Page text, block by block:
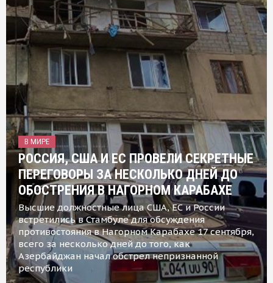
В МИРЕ
РОССИЯ, США И ЕС ПРОВЕЛИ СЕКРЕТНЫЕ
ПЕРЕГОВОРЫ ЗА НЕСКОЛЬКО ДНЕЙ ДО
ОБОСТРЕНИЯ В НАГОРНОМ КАРАБАХЕ
Высшие должностные лица США, ЕС и России
встретились в Стамбуле для обсуждения
противостояния в Нагорном Карабахе 17 сентября,
всего за несколько дней до того, как
Азербайджан начал обстрел непризнанной
республики